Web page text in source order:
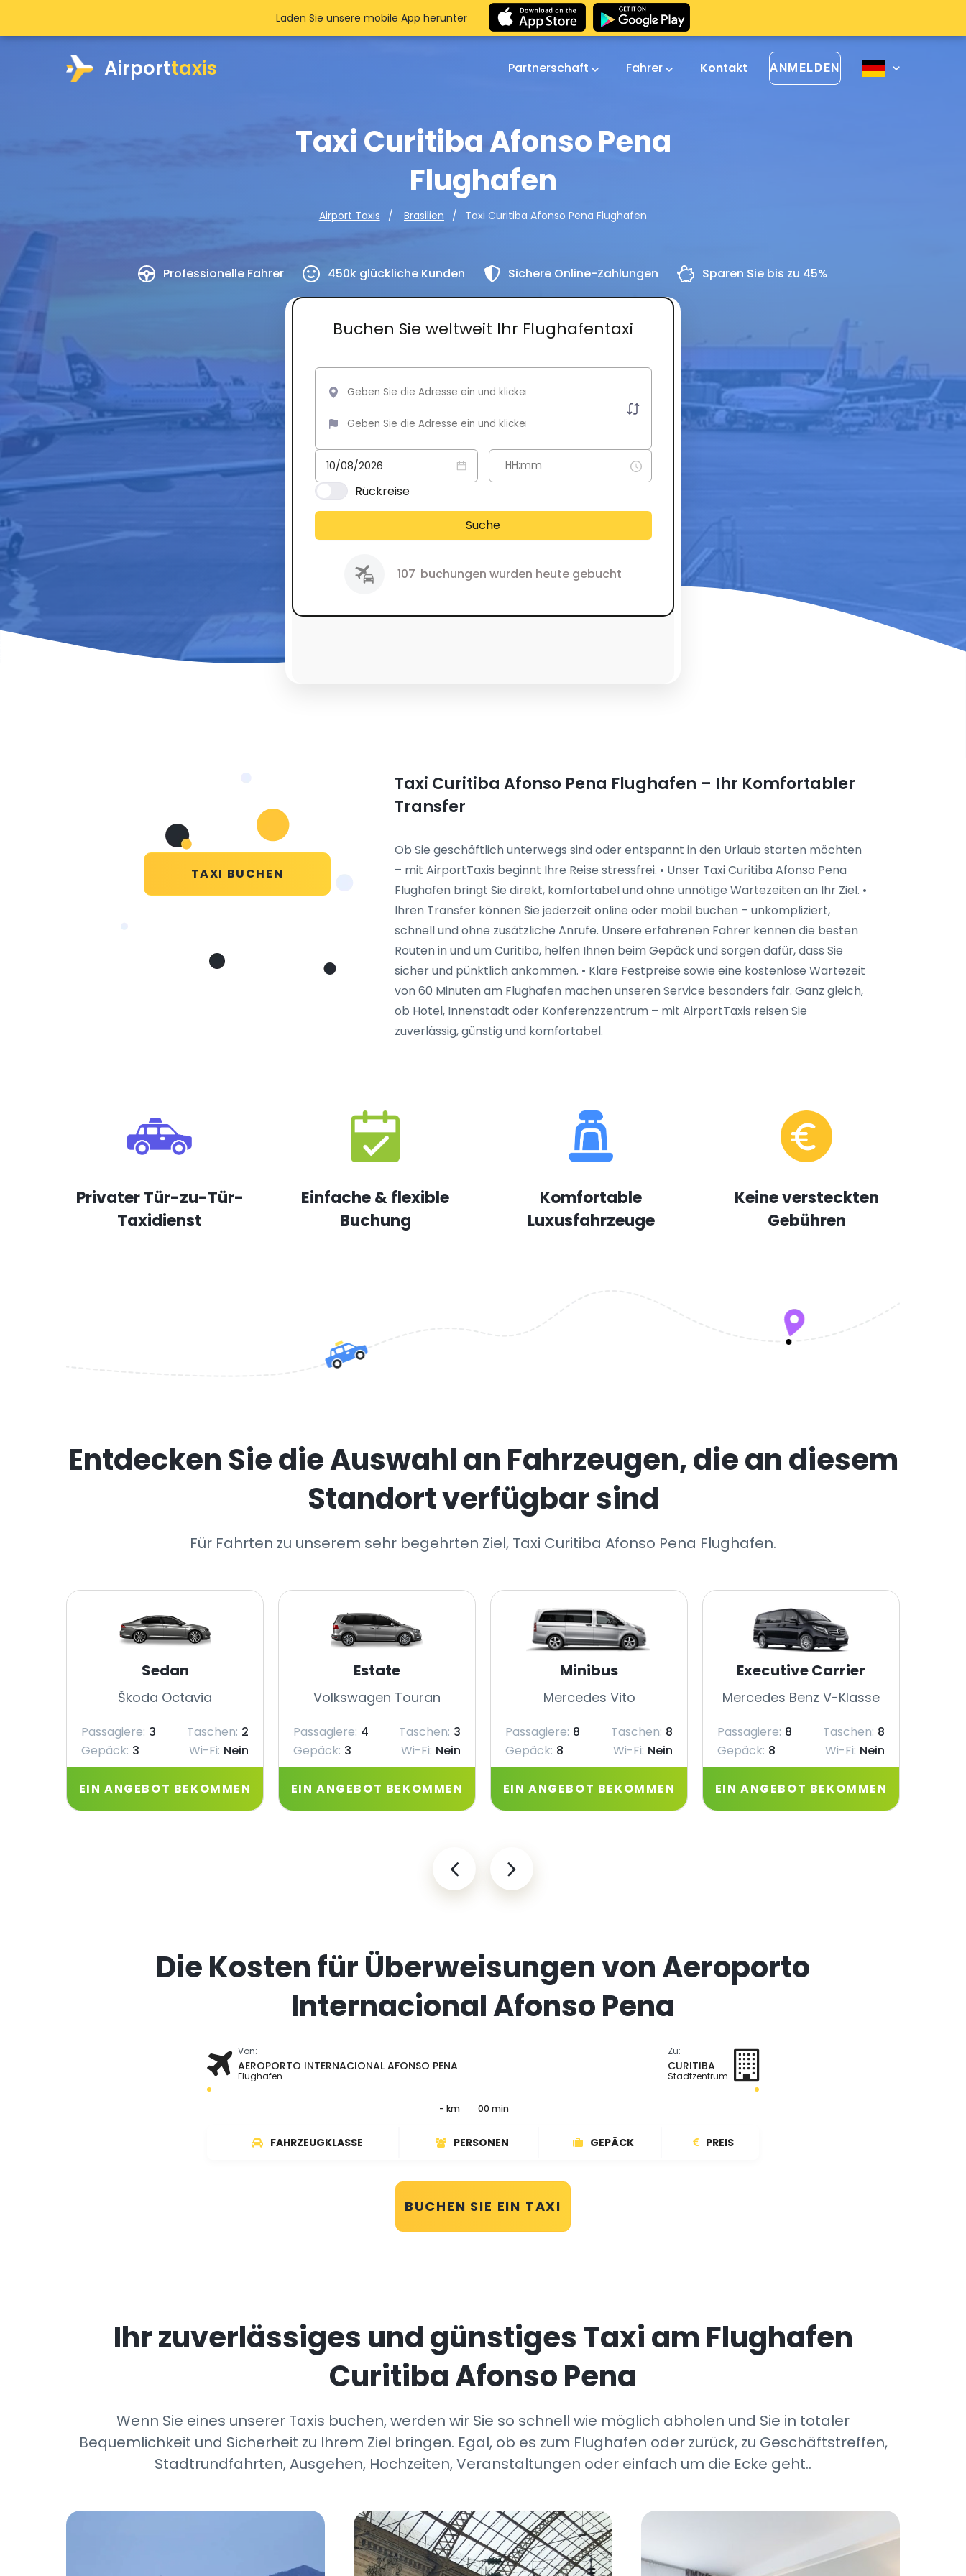
Airporttaxis Partnerschaft Fahrer Kontakt ANMELDEN
Taxi Curitiba Afonso Pena
Flughafen
Airport Taxis Brasilien Taxi Curitiba Afonso Pena Flughafen
Professionelle Fahrer 450k glückliche Kunden Sichere Online-Zahlungen Sparen Sie bis zu 45%
Buchen Sie weltweit Ihr Flughafentaxi
Rückreise
Suche
107 buchungen wurden heute gebucht
Laden Sie unsere mobile App herunter
TAXI BUCHEN
Taxi Curitiba Afonso Pena Flughafen – Ihr Komfortabler
Transfer
Ob Sie geschäftlich unterwegs sind oder entspannt in den Urlaub starten möchten
– mit AirportTaxis beginnt Ihre Reise stressfrei. • Unser Taxi Curitiba Afonso Pena
Flughafen bringt Sie direkt, komfortabel und ohne unnötige Wartezeiten an Ihr Ziel. •
Ihren Transfer können Sie jederzeit online oder mobil buchen – unkompliziert,
schnell und ohne zusätzliche Anrufe. Unsere erfahrenen Fahrer kennen die besten
Routen in und um Curitiba, helfen Ihnen beim Gepäck und sorgen dafür, dass Sie
sicher und pünktlich ankommen. • Klare Festpreise sowie eine kostenlose Wartezeit
von 60 Minuten am Flughafen machen unseren Service besonders fair. Ganz gleich,
ob Hotel, Innenstadt oder Konferenzzentrum – mit AirportTaxis reisen Sie
zuverlässig, günstig und komfortabel.
Privater Tür-zu-Tür-
Taxidienst
Einfache & flexible
Buchung
Komfortable
Luxusfahrzeuge
Keine versteckten
Gebühren
Entdecken Sie die Auswahl an Fahrzeugen, die an diesem
Standort verfügbar sind
Für Fahrten zu unserem sehr begehrten Ziel, Taxi Curitiba Afonso Pena Flughafen.
Sedan
Škoda Octavia
Passagiere: 3 Taschen: 2
Gepäck: 3 Wi-Fi: Nein
EIN ANGEBOT BEKOMMEN
Estate
Volkswagen Touran
Passagiere: 4 Taschen: 3
Gepäck: 3 Wi-Fi: Nein
EIN ANGEBOT BEKOMMEN
Minibus
Mercedes Vito
Passagiere: 8 Taschen: 8
Gepäck: 8 Wi-Fi: Nein
EIN ANGEBOT BEKOMMEN
Executive Carrier
Mercedes Benz V-Klasse
Passagiere: 8 Taschen: 8
Gepäck: 8 Wi-Fi: Nein
EIN ANGEBOT BEKOMMEN
Die Kosten für Überweisungen von Aeroporto
Internacional Afonso Pena
Von:
AEROPORTO INTERNACIONAL AFONSO PENA
Flughafen
Zu:
CURITIBA
Stadtzentrum
- km 00 min
FAHRZEUGKLASSE PERSONEN GEPÄCK PREIS
BUCHEN SIE EIN TAXI
Ihr zuverlässiges und günstiges Taxi am Flughafen
Curitiba Afonso Pena
Wenn Sie eines unserer Taxis buchen, werden wir Sie so schnell wie möglich abholen und Sie in totaler
Bequemlichkeit und Sicherheit zu Ihrem Ziel bringen. Egal, ob es zum Flughafen oder zurück, zu Geschäftstreffen,
Stadtrundfahrten, Ausgehen, Hochzeiten, Veranstaltungen oder einfach um die Ecke geht..